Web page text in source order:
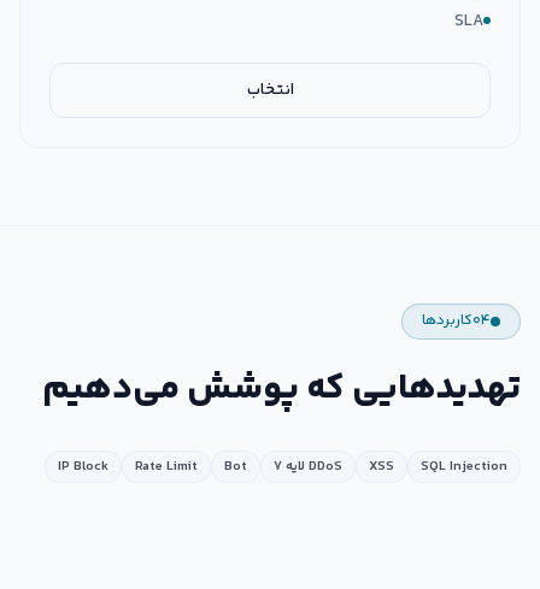
SLA
انتخاب
۰۴کاربردها
تهدیدهایی که پوشش می‌دهیم
SQL Injection
XSS DDoS لایه ۷ Bot
Rate Limit
IP Block